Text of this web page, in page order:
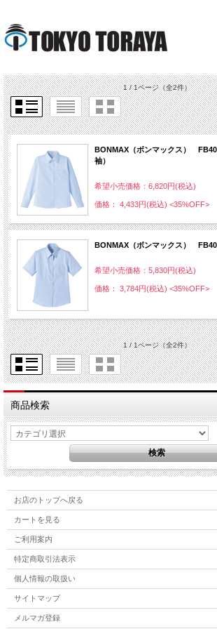
1 / 1ページ（全2件）
BONMAX（ボンマックス）
袖）
希望小売価格：6,820円(税込)
価格： 4,433円(税込) <35%OFF>
BONMAX（ボンマックス）
希望小売価格：5,830円(税込)
価格： 3,784円(税込) <35%OFF>
1 / 1ページ（全2件）
商品検索
お店のトップへ戻る
カートを見る
ご利用案内
特定商取引法表示
個人情報の取扱い
サイトマップ
メルマガ登録